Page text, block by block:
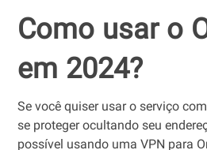
Como usar o
em 2024?
Se você quiser usar o serviço
se proteger ocultando seu
possível usando uma VPN para